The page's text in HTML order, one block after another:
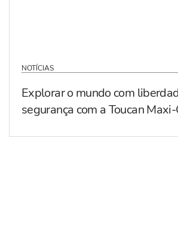
NOTÍCIAS
Explorar o mundo com
segurança com a Toucan Maxi-